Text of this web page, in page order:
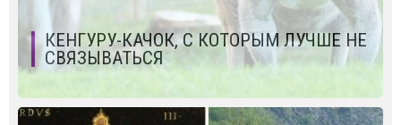
КЕНГУРУ-КАЧОК, С КОТОРЫМ ЛУЧШЕ НЕ
СВЯЗЫВАТЬСЯ